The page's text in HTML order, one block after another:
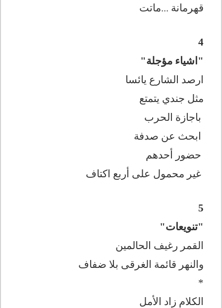
قهرمانة ...ماتت
4
"اشياء مؤجلة"
ارصد الشارع يائسا
مثل جندي يتمتع
باجازة الحرب
‏ابحث عن صدفة
‏حضور أحدهم
‏غير محمول على أربع اكتاف
5
"تنويعات"
القمر رغيف الحالمين
والنهر قائمة الغرقى بلا ضفاف
*
الكلام زاد الأمل